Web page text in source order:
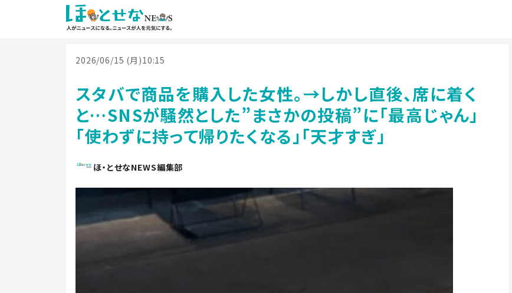
2026/06/15 (月)10:15
スタバで商品を購入した女性。→しかし直後、席に着く
と…SNSが騒然とした”まさかの投稿”に「最高じゃん」
「使わずに持って帰りたくなる」「天才すぎ」
ほ・とせなNEWS編集部